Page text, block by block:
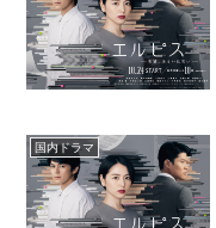
国内ドラマ